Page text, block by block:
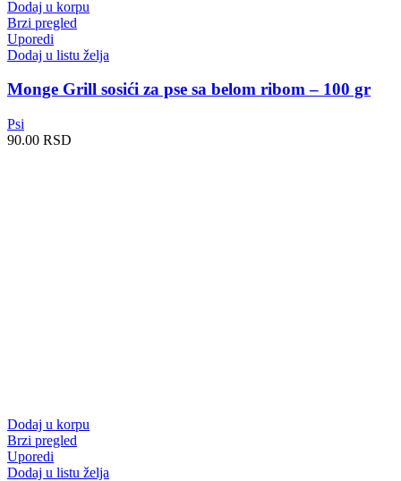
Dodaj u korpu
Brzi pregled
Uporedi
Dodaj u listu želja
Monge Grill sosići za pse sa belom ribom – 100 gr
Psi
90.00 RSD
Dodaj u korpu
Brzi pregled
Uporedi
Dodaj u listu želja